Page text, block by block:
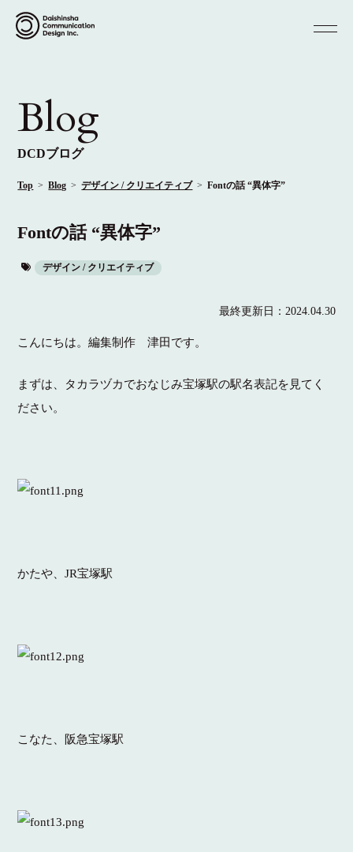
Blog
DCDブログ
Top Blog デザイン / クリエイティブ Fontの話 “異体字”
Fontの話 “異体字”
デザイン / クリエイティブ
最終更新日： 2024.04.30
こんにちは。編集制作 津田です。
まずは、タカラヅカでおなじみ宝塚駅の駅名表記を見てく
ださい。
かたや、JR宝塚駅
こなた、阪急宝塚駅